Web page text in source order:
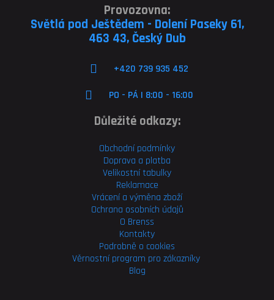
Provozovna:
Světlá pod Ještědem - Dolení Paseky 61,
463 43, Český Dub
+420 739 935 452
PO - PÁ | 8:00 - 16:00
Důležité odkazy:
Obchodní podmínky
Doprava a platba
Velikostní tabulky
Reklamace
Vrácení a výměna zboží
Ochrana osobních údajů
O Brenss
Kontakty
Podrobně o cookies
Věrnostní program pro zákazníky
Blog